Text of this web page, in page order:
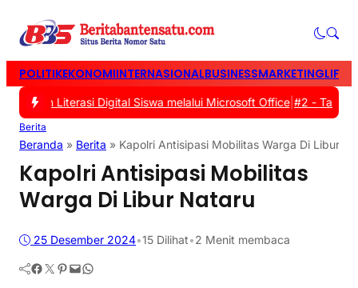
POLITIKEKONOMIINTERNASIONALBUSINESSMARKETING
Literasi Digital Siswa melalui Microsoft Office|#2 -
Berita
Beranda » Berita » Kapolri Antisipasi Mobilitas Warga Di Libur
Kapolri Antisipasi Mobilitas
Warga Di Libur Nataru
25 Desember 2024•15 Dilihat•2 Menit membaca
Facebook Twitter Pinterest Mail WhatsApp